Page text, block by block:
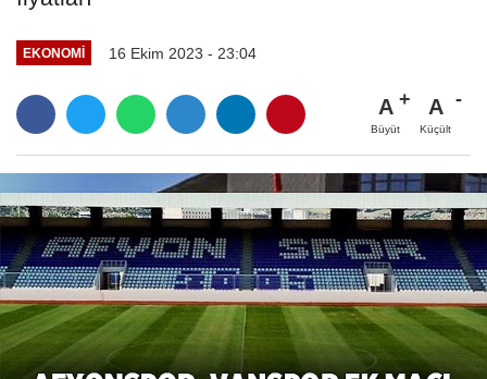
EKONOMI 16 Ekim 2023 - 23:04
A
Büyüt
A
Küçült